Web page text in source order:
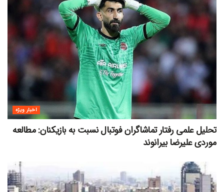
اخبار ویژه
تحلیل علمی رفتار تماشاگران فوتبال نسبت به بازیکنان: مطالعه
موردی علیرضا بیرانوند